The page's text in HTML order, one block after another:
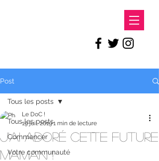
Post
Tous les posts
Commencer
Votre communauté
Tous les posts
J'ai adoré cette future
maman !
Le DoC !
19 juil. 20191 min de lecture